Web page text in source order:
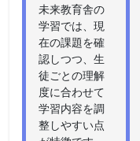
未来教育舎の
学習では、現
在の課題を確
認しつつ、生
徒ごとの理解
度に合わせて
学習内容を調
整しやすい点